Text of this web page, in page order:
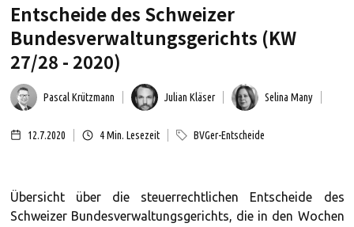
Entscheide des Schweizer
Bundesverwaltungsgerichts (KW
27/28 - 2020)
Pascal Krützmann Julian Kläser Selina Many
12.7.2020 4Min. Lesezeit BVGer-Entscheide
Übersicht über die steuerrechtlichen Entscheide des
Schweizer Bundesverwaltungsgerichts, die in den Wochen